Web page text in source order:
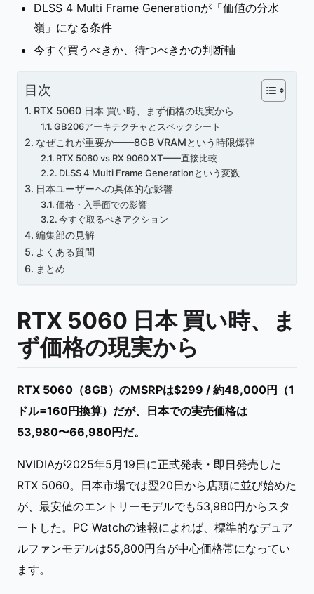
DLSS 4 Multi Frame Generationが「価値の分水
嶺」になる条件
今すぐ買うべきか、待つべきかの判断軸
目次
RTX 5060 日本 買い時、まず価格の現実から
GB206アーキテクチャとスペックシート
なぜこれが重要か——8GB VRAMという時限爆弾
RTX 5060 vs RX 9060 XT——直接比較
DLSS 4 Multi Frame Generationという変数
日本ユーザーへの具体的な影響
価格・入手面での影響
今すぐ取るべきアクション
編集部の見解
よくある質問
まとめ
RTX 5060 日本 買い時、ま
ず価格の現実から
RTX 5060（8GB）のMSRPは$299 / 約48,000円（1
ドル=160円換算）だが、日本での実売価格は
53,980〜66,980円だ。
NVIDIAが2025年5月19日に正式発表・即日発売した
RTX 5060。日本市場では翌20日から店頭に並び始めた
が、最安値のエントリーモデルでも53,980円からスタ
ートした。PC Watchの速報によれば、標準的なデュア
ルファンモデルは55,800円台が中心価格帯になってい
ます。